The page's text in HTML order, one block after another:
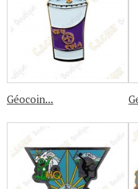
Géocoin...